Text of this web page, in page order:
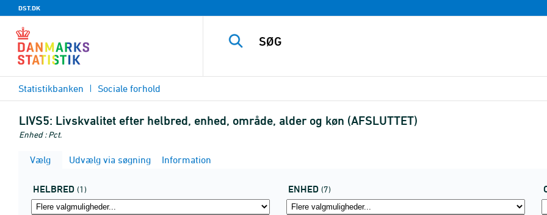
DST.DK
Statistikbanken Sociale forhold
LIVS5: Livskvalitet efter helbred, enhed, område, alder og køn (AFSLUTTET)
Enhed : Pct.
Vælg Udvælg via søgning Information
HELBRED (1) ENHED (7)